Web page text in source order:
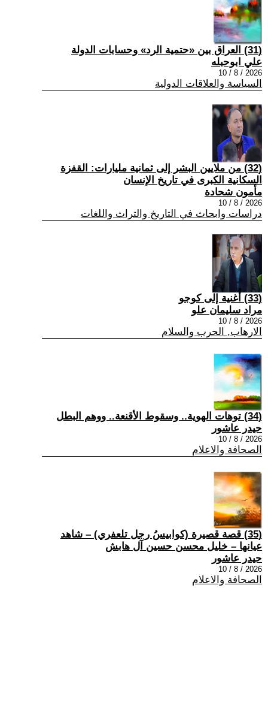
(31) العراق بين «حتمية الرد» وحسابات الدولة
علي ابوحبله
2026 / 8 / 10
السياسة والعلاقات الدولية
(32) من ملايين البشر إلى ثمانية مليارات: القفزة
السكانية الكبرى في تاريخ الإنسان
مأمون شحادة
2026 / 8 / 10
دراسات وابحاث في التاريخ والتراث واللغات
(33) أُغنية إلى كوجو
مراد سليمان علو
2026 / 8 / 10
الارهاب, الحرب والسلام
(34) توهات الهوية.. وسقوط الأقنعة.. ووهم البطل
حيدر عاشور
2026 / 8 / 10
الصحافة والاعلام
(35) قصة قصيرة (كوابيسُ رجل تلعفري) – شاهد
عيانها – خليل محسن حسين آل هابش
حيدر عاشور
2026 / 8 / 10
الصحافة والاعلام